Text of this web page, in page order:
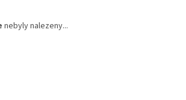
nebyly nalezeny...